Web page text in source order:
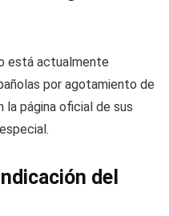
está actualmente
por agotamiento de
la página oficial de sus
del